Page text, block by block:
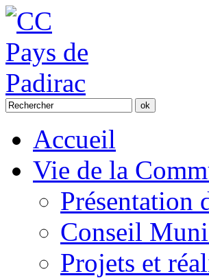
Accueil
Vie de la
Présentation
Conseil
Projets et